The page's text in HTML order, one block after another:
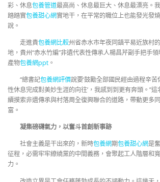
彩、休息包養管道最高尚、休息最巨大、休息最漂亮。
踏踏實包養甜心網實地干，在平常的職位上也能發光發
說。
走進貴包養網比較州省赤水市年夜同鎮平易近族村
地，貴州“赤水竹編”非遺代表性傳承人楊昌芹副手把手
產物包養網ppt 。
“總書記包養網評價說要‘鼓勵全部國民經由過程辛
性休息完成對美妙生涯的向往’，我感到到更有奔頭。”這
續摸索非遺傳承與村落周全復興聯合的道路，帶動更多
富。
凝集磅礴氣力，以奮斗首創新事跡
社會主義是干出來的，新時包養網期包養甜心網是
征程，必需牢牢繚繞黨的中間義務，會聚起工人階層和
力。